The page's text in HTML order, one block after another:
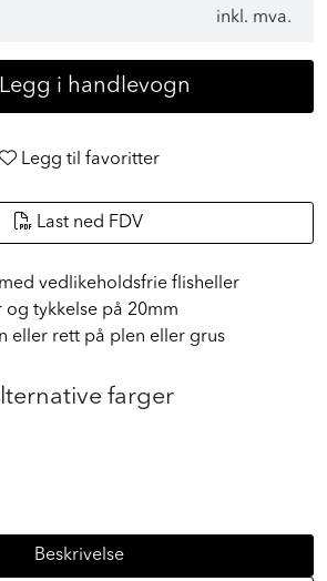
inkl. mva.
Legg i handlevogn
Legg til favoritter
Last ned FDV
vedlikeholdsfrie flisheller
og tykkelse på 20mm
eller rett på plen eller grus
farger
Beskrivelse